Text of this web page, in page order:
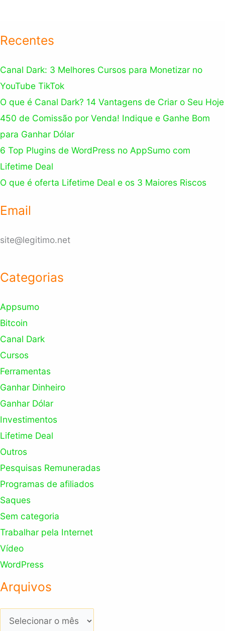
Recentes
Canal Dark: 3 Melhores Cursos para Monetizar no
YouTube TikTok
O que é Canal Dark? 14 Vantagens de Criar o Seu Hoje
450 de Comissão por Venda! Indique e Ganhe Bom
para Ganhar Dólar
6 Top Plugins de WordPress no AppSumo com
Lifetime Deal
O que é oferta Lifetime Deal e os 3 Maiores Riscos
Email
site@legitimo.net
Categorias
Appsumo
Bitcoin
Canal Dark
Cursos
Ferramentas
Ganhar Dinheiro
Ganhar Dólar
Investimentos
Lifetime Deal
Outros
Pesquisas Remuneradas
Programas de afiliados
Saques
Sem categoria
Trabalhar pela Internet
Vídeo
WordPress
Arquivos
Arquivos